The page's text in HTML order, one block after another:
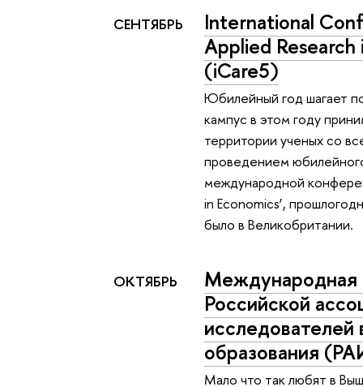
СЕНТЯБРЬ
International
Applied Research
(iCare5)
Юбилейный год шагает
кампус в этом году
территории ученых со
проведением
международной
in Economics’,
было в Великобритании.
ОКТЯБРЬ
Международная
Российской
образования
Мало что так любят в